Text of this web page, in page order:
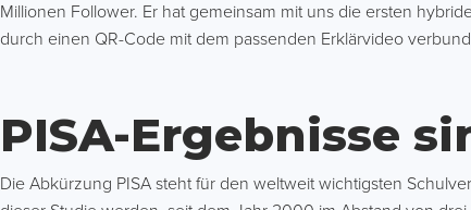
Millionen Follower. Er hat gemeinsam mit uns die ersten
durch einen QR-Code mit dem passenden Erklärvideo
PISA-Ergebnisse
Die Abkürzung PISA steht für den weltweit wichtigsten